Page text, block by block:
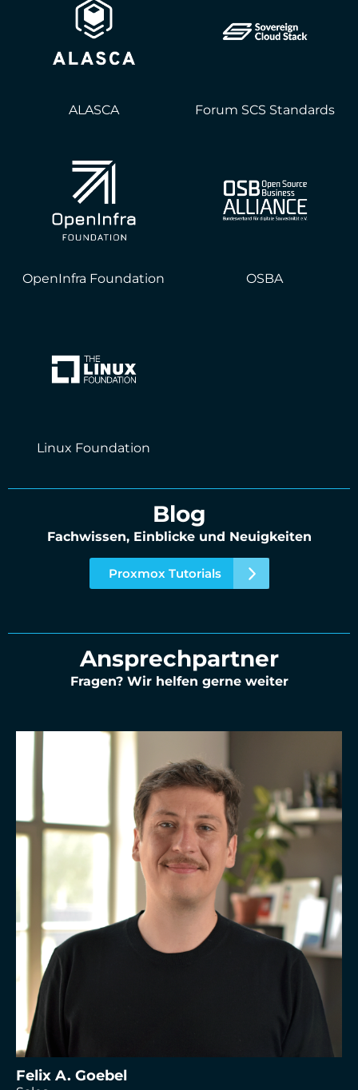
ALASCA Forum SCS Standards
OpenInfra Foundation OSBA
Linux Foundation
Blog
Fachwissen, Einblicke und Neuigkeiten
Proxmox Tutorials
Ansprechpartner
Fragen? Wir helfen gerne weiter
Felix A. Goebel